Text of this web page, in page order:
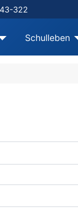
322
Schulleben